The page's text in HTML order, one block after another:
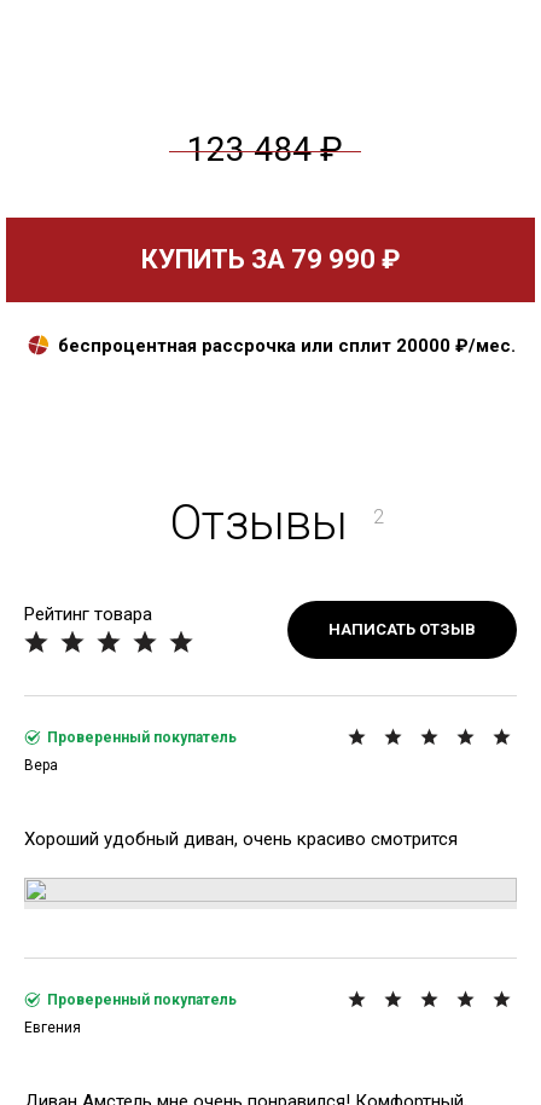
123 484 ₽
КУПИТЬ ЗА 79 990 ₽
беспроцентная рассрочка или сплит 20000₽/мес.
Отзывы 2
Рейтинг товара
НАПИСАТЬ ОТЗЫВ
Хороший удобный диван, очень красиво смотрится
Проверенный покупатель
Вера
Проверенный покупатель
Евгения